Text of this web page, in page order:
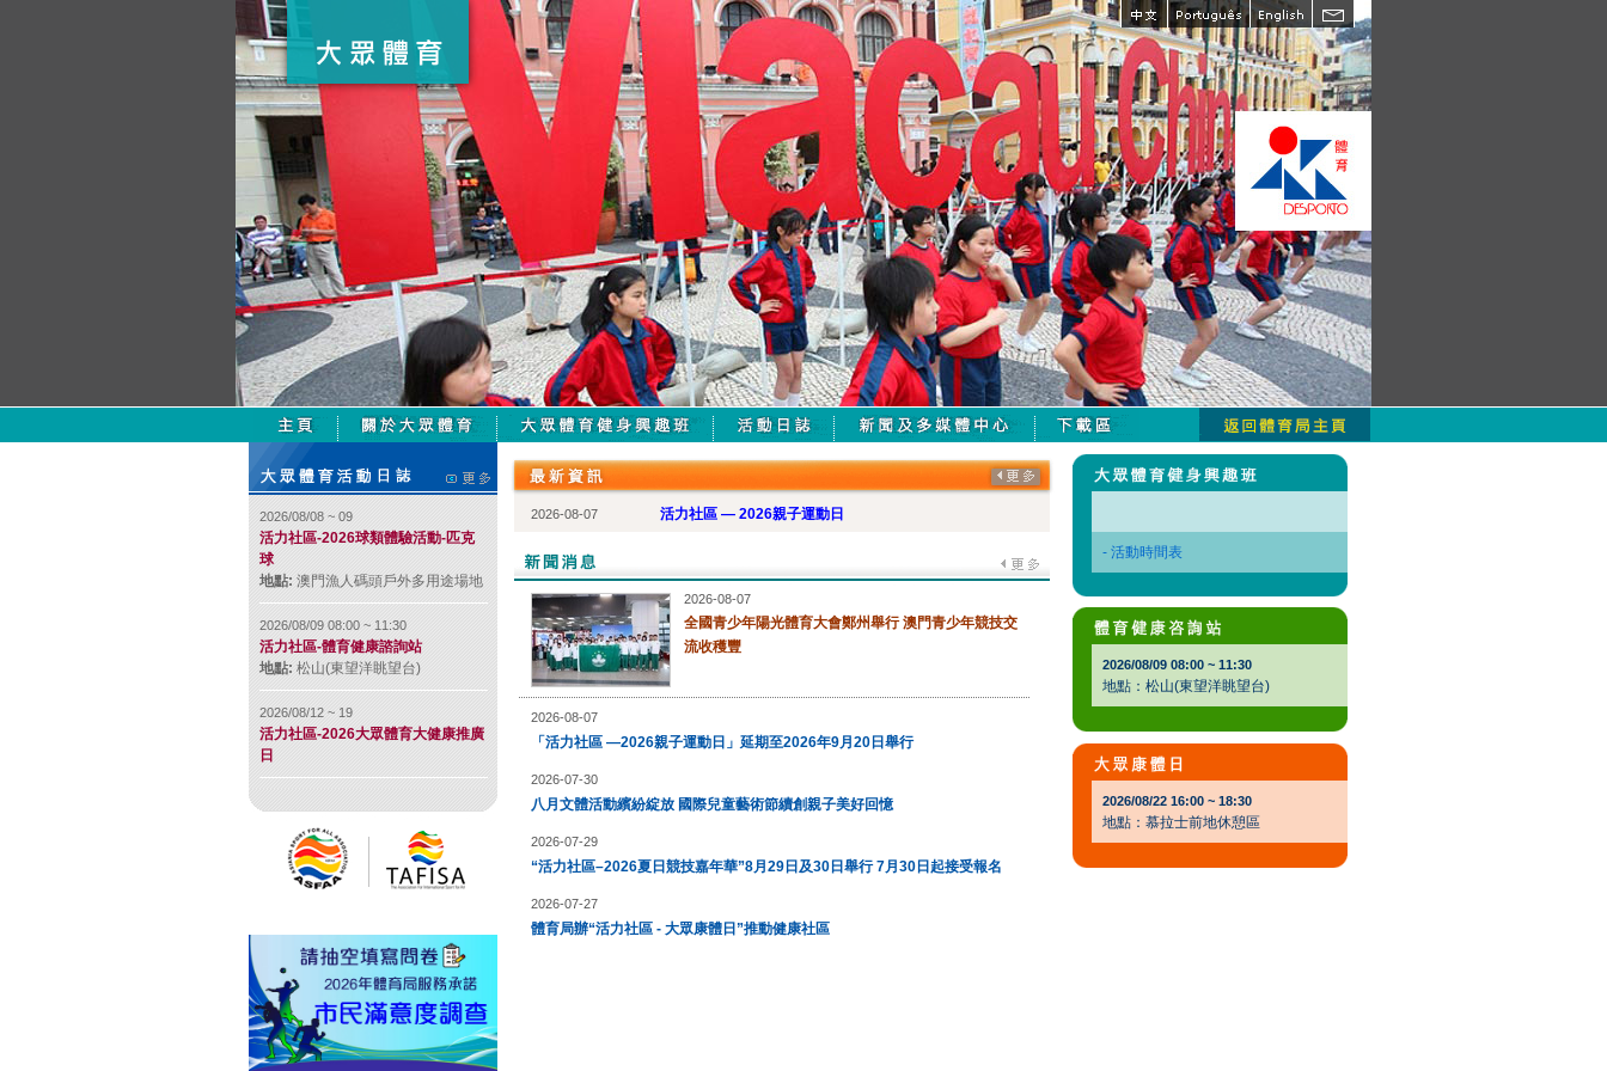
2026/08/08 ~ 09
活力社區-2026球類體驗活動-匹克
球
地點: 澳門漁人碼頭戶外多用途場地
2026/08/09 08:00 ~ 11:30
活力社區-體育健康諮詢站
地點: 松山(東望洋眺望台)
2026/08/12 ~ 19
活力社區-2026大眾體育大健康推廣
日
2026-08-07 活力社區 — 2026親子運動日
2026-08-07
全國青少年陽光體育大會鄭州舉行 澳門青少年競技交
流收穫豐
2026-08-07
「活力社區 —2026親子運動日」延期至2026年9月20日舉行
2026-07-30
八月文體活動繽紛綻放 國際兒童藝術節續創親子美好回憶
2026-07-29
“活力社區–2026夏日競技嘉年華”8月29日及30日舉行 7月30日起接受報名
2026-07-27
體育局辦“活力社區 - 大眾康體日”推動健康社區
- 活動時間表
2026/08/09 08:00 ~ 11:30
地點：松山(東望洋眺望台)
2026/08/22 16:00 ~ 18:30
地點：慕拉士前地休憩區